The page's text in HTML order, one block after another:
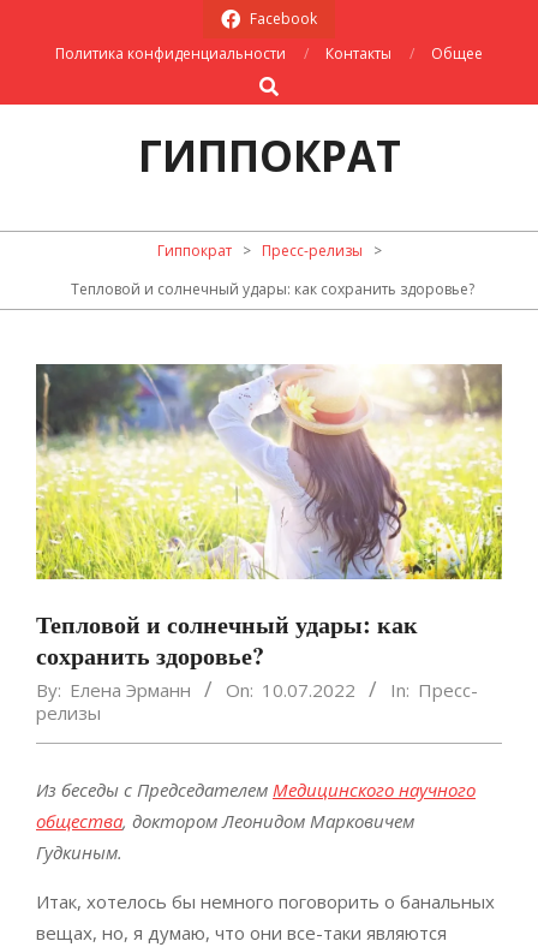
Facebook
Политика конфиденциальности
Контакты
Общее
Search
ГИППОКРАТ
Primary
Гиппократ > Пресс-релизы
>
Тепловой и солнечный удары: как сохранить здоровье?
Тепловой и солнечный удары: как
сохранить здоровье?
By: Елена Эрманн On: 10.07.2022 In: Пресс-
релизы
Из беседы с Председателем Медицинского научного
общества, доктором Леонидом Марковичем
Гудкиным.
Итак, хотелось бы немного поговорить о банальных
вещах, но, я думаю, что они все-таки являются